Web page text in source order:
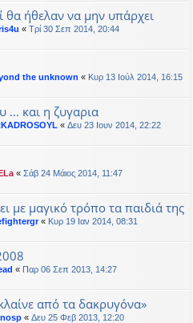
θα ήθελαν να μην υπάρχει
« Τρί 30 Σεπ 2014, 20:44
the unknown « Κυρ 13 Ιούλ 2014, 16:15
... και η ζυγαρια
« Δευ 23 Ιουν 2014, 22:22
« Σάβ 24 Μάιος 2014, 11:47
με μαγικό τρόπο τα παιδιά της
« Κυρ 19 Ιαν 2014, 08:31
« Παρ 06 Σεπ 2013, 14:27
από τα δακρυγόνα»
« Δευ 25 Φεβ 2013, 12:20